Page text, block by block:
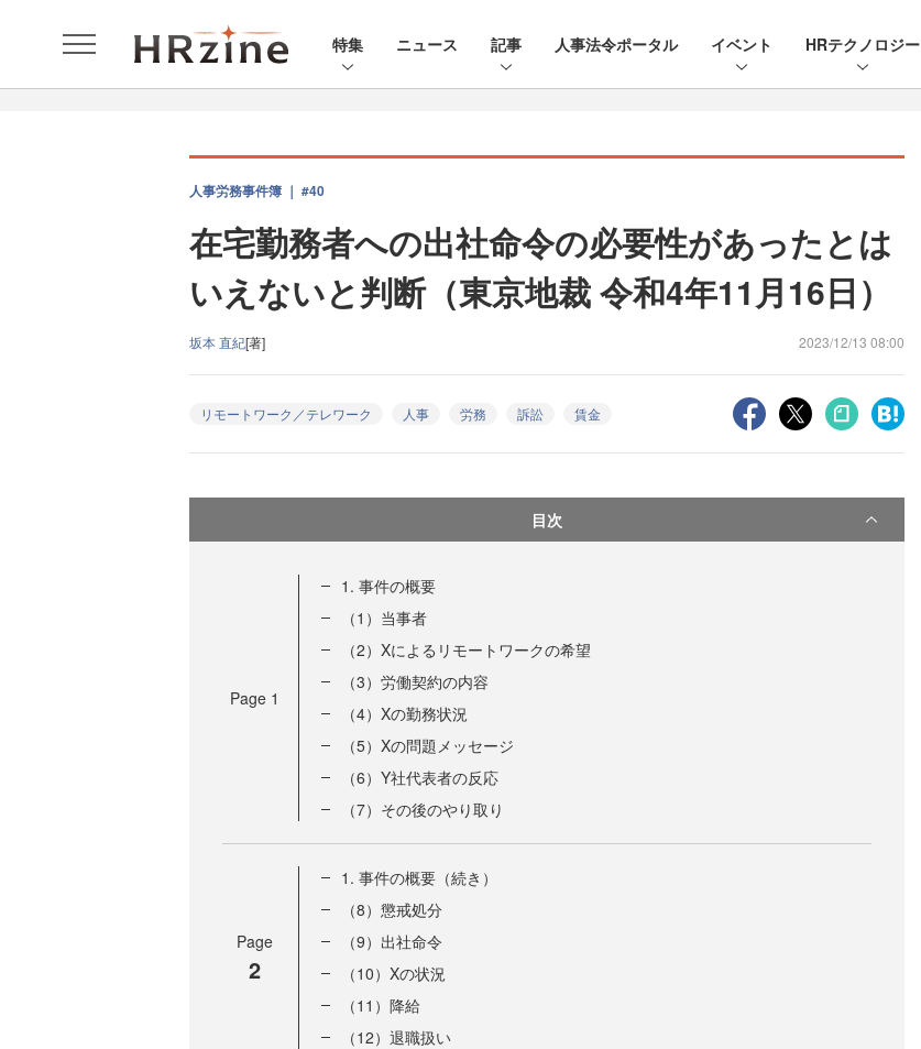
特集 ニュース 記事 人事法令ポータル イベント HRテクノロジー
人事労務事件簿 ｜ #40
在宅勤務者への出社命令の必要性があったとは
いえないと判断（東京地裁 令和4年11月16日）
坂本 直紀[著] 2023/12/13 08:00
リモートワーク／テレワーク 人事 労務 訴訟 賃金
目次
Page 1
1. 事件の概要
（1）当事者
（2）Xによるリモートワークの希望
（3）労働契約の内容
（4）Xの勤務状況
（5）Xの問題メッセージ
（6）Y社代表者の反応
（7）その後のやり取り
Page
2
1. 事件の概要（続き）
（8）懲戒処分
（9）出社命令
（10）Xの状況
（11）降給
（12）退職扱い